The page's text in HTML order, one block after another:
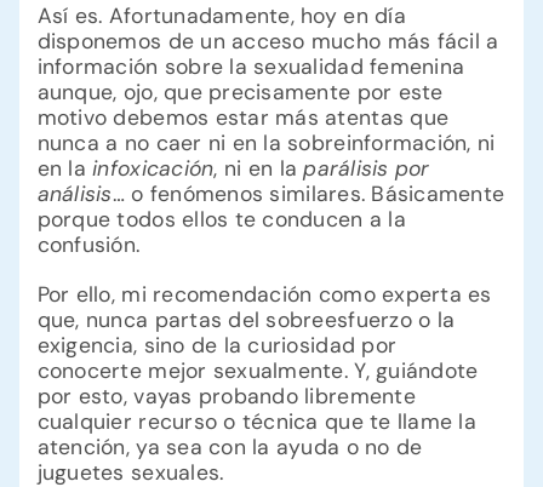
Así es. Afortunadamente, hoy en día
disponemos de un acceso mucho más fácil a
información sobre la sexualidad femenina
aunque, ojo, que precisamente por este
motivo debemos estar más atentas que
nunca a no caer ni en la sobreinformación, ni
en lainfoxicación, ni en laparálisis por
análisis… o fenómenos similares. Básicamente
porque todos ellos te conducen a la
confusión.
Por ello, mi recomendación como experta es
que, nunca partas del sobreesfuerzo o la
exigencia, sino de la curiosidad por
conocerte mejor sexualmente. Y, guiándote
por esto, vayas probando libremente
cualquier recurso o técnica que te llame la
atención, ya sea con la ayuda o no de
juguetes sexuales.